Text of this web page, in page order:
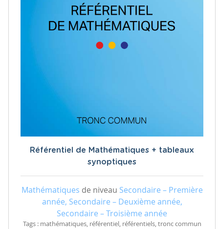
Référentiel de Mathématiques + tableaux
synoptiques
Mathématiques de niveau Secondaire – Première
année, Secondaire – Deuxième année,
Secondaire – Troisième année
Tags : mathématiques, référentiel, référentiels, tronc commun